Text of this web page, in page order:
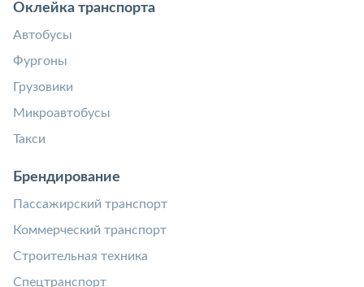
Оклейка транспорта
Автобусы
Фургоны
Грузовики
Микроавтобусы
Такси
Брендирование
Пассажирский транспорт
Коммерческий транспорт
Строительная техника
Спецтранспорт